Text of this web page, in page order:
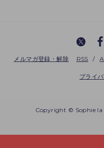
メルマガ登録・解除 RSS /
プライ
Copyright © Sophie la